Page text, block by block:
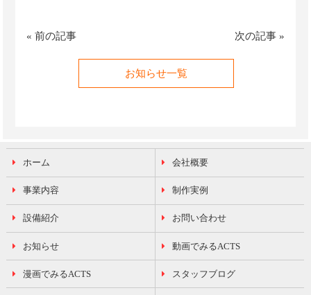
«前の記事 次の記事»
お知らせ一覧
ホーム 会社概要
事業内容 制作実例
設備紹介 お問い合わせ
お知らせ 動画でみるACTS
漫画でみるACTS スタッフブログ